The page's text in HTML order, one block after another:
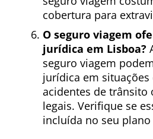
cobertura para
O seguro viagem
jurídica em Lisboa?
seguro viagem
jurídica em
acidentes de trânsito
legais. Verifique se
incluída no seu plano